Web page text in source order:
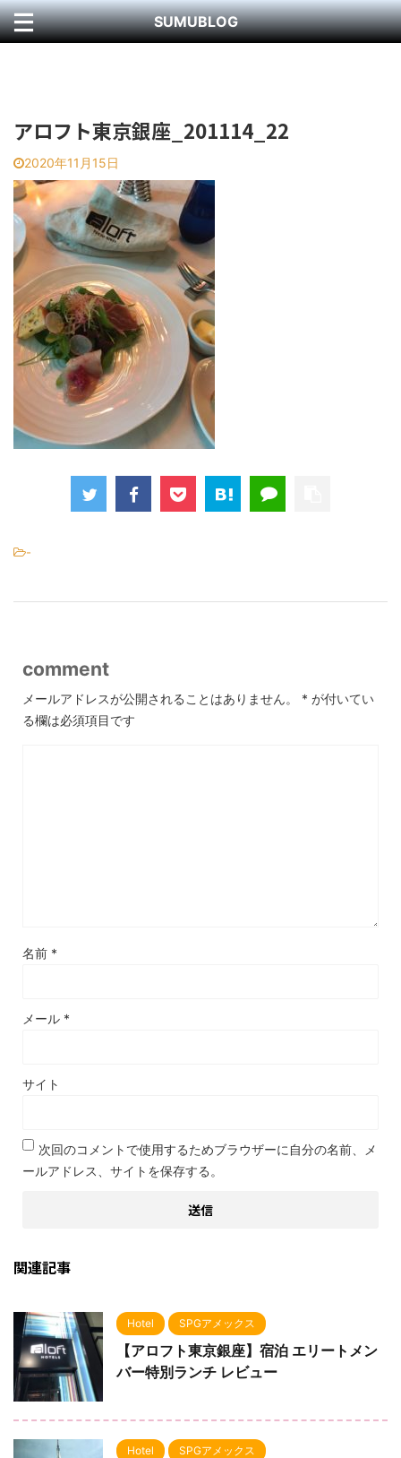
SUMUBLOG
アロフト東京銀座_201114_22
2020年11月15日
-
comment
メールアドレスが公開されることはありません。 * が付いてい
る欄は必須項目です
名前 *
メール *
サイト
次回のコメントで使用するためブラウザーに自分の名前、メ
ールアドレス、サイトを保存する。
関連記事
Hotel SPGアメックス
【アロフト東京銀座】宿泊 エリートメン
バー特別ランチ レビュー
Hotel SPGアメックス